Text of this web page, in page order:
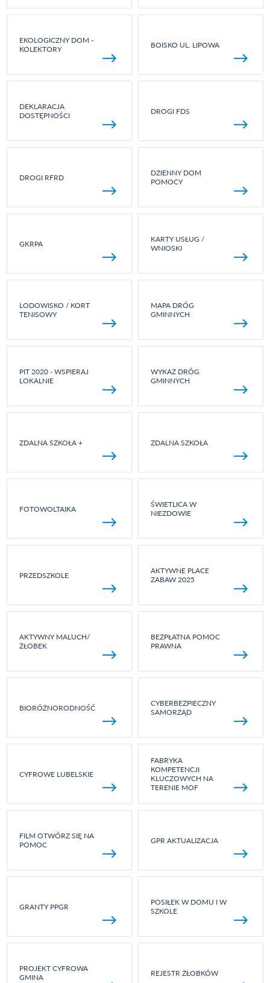
EKOLOGICZNY DOM -
KOLEKTORY
BOISKO UL. LIPOWA
DEKLARACJA
DOSTĘPNOŚCI
DROGI FDS
DROGI RFRD
DZIENNY DOM
POMOCY
GKRPA
KARTY USŁUG /
WNIOSKI
LODOWISKO / KORT
TENISOWY
MAPA DRÓG
GMINNYCH
PIT 2020 - WSPIERAJ
LOKALNIE
WYKAZ DRÓG
GMINNYCH
ZDALNA SZKOŁA + ZDALNA SZKOŁA
FOTOWOLTAIKA
ŚWIETLICA W
NIEZDOWIE
PRZEDSZKOLE
AKTYWNE PLACE
ZABAW 2025
AKTYWNY MALUCH/
ŻŁOBEK
BEZPŁATNA POMOC
PRAWNA
BIORÓŻNORODNOŚĆ
CYBERBEZPIECZNY
SAMORZĄD
CYFROWE LUBELSKIE
FABRYKA
KOMPETENCJI
KLUCZOWYCH NA
TERENIE MOF
FILM OTWÓRZ SIĘ NA
POMOC
GPR AKTUALIZACJA
GRANTY PPGR
POSIŁEK W DOMU I W
SZKOLE
PROJEKT CYFROWA
GMINA
REJESTR ŻŁOBKÓW